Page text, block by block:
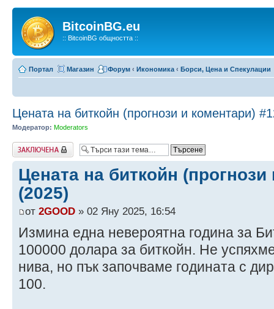
BitcoinBG.eu
:: BitcoinBG общността ::
Портал Магазин Форум ‹ Икономика ‹ Борси, Цена и Спекулации
Цената на биткойн (прогнози и коментари)
Модератор: Moderators
Заключена
Цената на биткойн
(2025)
от 2GOOD » 02 Яну 2025, 16:54
Измина една невероятна година за
100000 долара за биткойн. Не
нива, но пък започваме годината с
100.